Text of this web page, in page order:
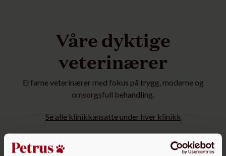
Våre dyktige
veterinærer
Erfarne veterinærer med fokus på trygg, moderne og
omsorgsfull behandling.
Se alle klinikkansatte under hver klinikk